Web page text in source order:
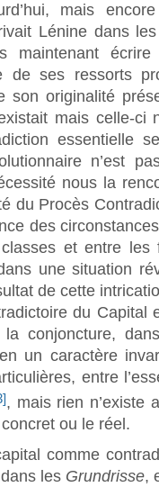
mais
Lénine dans
maintenant
de ses ressorts
originalité
mais celle-ci
essentielle
n’est
nous la
du Procès
des
et entre les
une situation
de cette
du Capital
la conjoncture,
un caractère
entre
, mais rien n’existe
ou le réel.
comme
les Grundrisse,